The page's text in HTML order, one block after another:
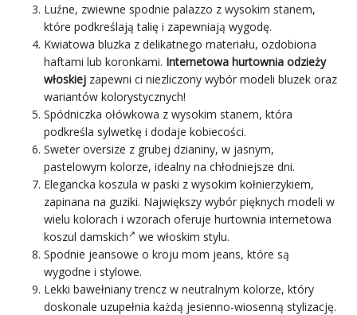
Luźne, zwiewne spodnie palazzo z wysokim stanem,
które podkreślają talię i zapewniają wygodę.
Kwiatowa bluzka z delikatnego materiału, ozdobiona
haftami lub koronkami. Internetowa hurtownia odzieży
włoskiej zapewni ci niezliczony wybór modeli bluzek oraz
wariantów kolorystycznych!
Spódniczka ołówkowa z wysokim stanem, która
podkreśla sylwetkę i dodaje kobiecości.
Sweter oversize z grubej dzianiny, w jasnym,
pastelowym kolorze, idealny na chłodniejsze dni.
Elegancka koszula w paski z wysokim kołnierzykiem,
zapinana na guziki. Największy wybór pięknych modeli w
wielu kolorach i wzorach oferuje hurtownia internetowa
koszul damskich
we włoskim stylu.
Spodnie jeansowe o kroju mom jeans, które są
wygodne i stylowe.
Lekki bawełniany trencz w neutralnym kolorze, który
doskonale uzupełnia każdą jesienno-wiosenną stylizację.